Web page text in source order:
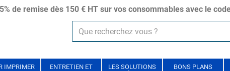
de remise dès 150 € HT sur vos consommables avec le
IMPRIMER
ENTRETIEN ET
LES SOLUTIONS
BONS PLANS